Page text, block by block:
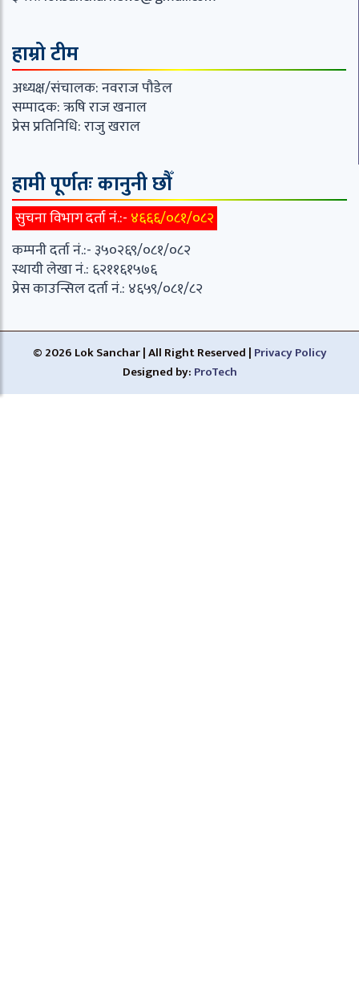
हाम्रो टीम
अध्यक्ष/संचालक: नवराज पौडेल
सम्पादक: ऋषि राज खनाल
प्रेस प्रतिनिधि: राजु खराल
हामी पूर्णतः कानुनी छौँ
सुचना विभाग दर्ता नं.:- ४६६६/०८१/०८२
कम्पनी दर्ता नं.:- ३५०२६९/०८१/०८२
स्थायी लेखा नं.: ६२११६१५७६
प्रेस काउन्सिल दर्ता नं.: ४६५९/०८१/८२
© 2026 Lok Sanchar | All Right Reserved | Privacy Policy
Designed by: ProTech